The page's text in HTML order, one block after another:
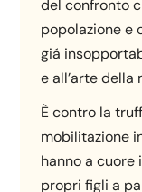
del confronto
popolazione e
giá
e all’arte della
È contro la
mobilitazione
hanno a
propri figli a